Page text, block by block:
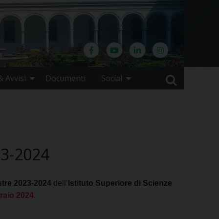
Avvisi Documenti Social
2024
2023-2024 dell’ Istituto Superiore di Scienze
2024.